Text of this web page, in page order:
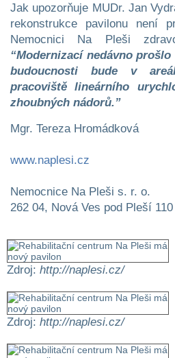
Jak upozorňuje MUDr. Jan
rekonstrukce pavilonu není
Nemocnici Na Pleši
“Modernizací nedávno
budoucnosti bude v
pracoviště lineárního
zhoubných nádorů.”
Mgr. Tereza Hromádková
www.naplesi.cz
Nemocnice Na Pleši s. r. o.
262 04, Nová Ves pod Pleší 110
Zdroj: http://naplesi.cz/
Zdroj: http://naplesi.cz/